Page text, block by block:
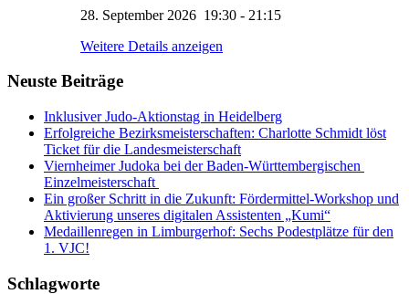
28. September 2026 19:30 - 21:15
Weitere Details anzeigen
Neuste Beiträge
Inklusiver Judo-Aktionstag in Heidelberg
Erfolgreiche Bezirksmeisterschaften: Charlotte Schmidt löst
Ticket für die Landesmeisterschaft
Viernheimer Judoka bei der Baden-Württembergischen
Einzelmeisterschaft
Ein großer Schritt in die Zukunft: Fördermittel-Workshop und
Aktivierung unseres digitalen Assistenten „Kumi“
Medaillenregen in Limburgerhof: Sechs Podestplätze für den
1. VJC!
Schlagworte
KUMI – Dein KI-Assistent